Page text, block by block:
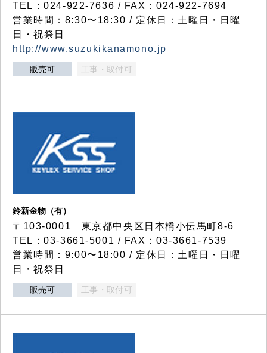
TEL：024-922-7636 / FAX：024-922-7694
営業時間：8:30〜18:30 / 定休日：土曜日・日曜
日・祝祭日
http://www.suzukikanamono.jp
販売可 工事・取付可
鈴新金物（有）
〒103-0001 東京都中央区日本橋小伝馬町8-6
TEL：03-3661-5001 / FAX：03-3661-7539
営業時間：9:00〜18:00 / 定休日：土曜日・日曜
日・祝祭日
販売可 工事・取付可